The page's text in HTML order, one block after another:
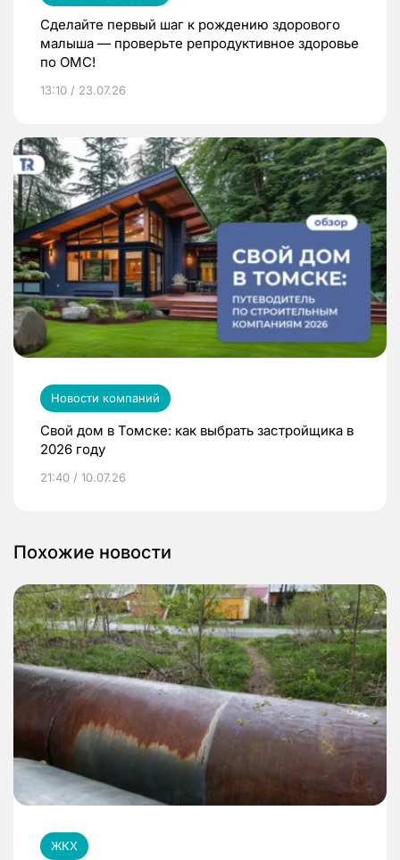
Сделайте первый шаг к рождению здорового
малыша — проверьте репродуктивное здоровье
по ОМС!
13:10 / 23.07.26
Новости компаний
Свой дом в Томске: как выбрать застройщика в
2026 году
21:40 / 10.07.26
Похожие новости
ЖКХ